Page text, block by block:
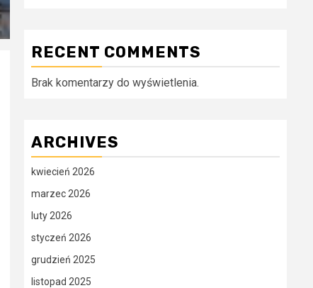
RECENT COMMENTS
Brak komentarzy do wyświetlenia.
ARCHIVES
kwiecień 2026
marzec 2026
luty 2026
styczeń 2026
grudzień 2025
listopad 2025